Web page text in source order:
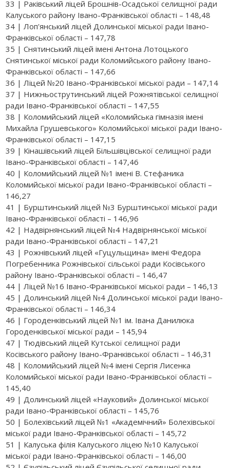
33 | Раківський ліцей Брошнів-Осадської селищної ради
Калуського району Івано-Франківської області – 148,48
34 | Лоп'янський ліцей Долинської міської ради Івано-
Франківської області – 147,78
35 | Снятинський ліцей імені Антона Лотоцького
Снятинської міської ради Коломийського району Івано-
Франківської області – 147,66
36 | Ліцей №20 Івано-Франківської міської ради – 147,14
37 | Нижньострутинський ліцей Рожнятівської селищної
ради Івано-Франківської області – 147,55
38 | Коломийський ліцей «Коломийська гімназія імені
Михайла Грушевського» Коломийської міської ради Івано-
Франківської області – 147,15
39 | Кінашівський ліцей Більшівцівської селищної ради
Івано-Франківської області – 147,46
40 | Коломийський ліцей №1 імені В. Стефаника
Коломийської міської ради Івано-Франківської області –
146,27
41 | Бурштинський ліцей №3 Бурштинської міської ради
Івано-Франківської області – 146,96
42 | Надвірнянський ліцей №4 Надвірнянської міської
ради Івано-Франківської області – 147,21
43 | Рожнівський ліцей «Гуцульщина» імені Федора
Погребенника Рожнівської сільської ради Косівського
району Івано-Франківської області – 146,47
44 | Ліцей №16 Івано-Франківської міської ради – 146,13
45 | Долинський ліцей №4 Долинської міської ради Івано-
Франківської області – 146,34
46 | Городенківський ліцей №1 ім. Івана Данилюка
Городенківської міської ради – 145,94
47 | Тюдівський ліцей Кутської селищної ради
Косівського району Івано-Франківської області – 146,31
48 | Коломийський ліцей №4 імені Сергія Лисенка
Коломийської міської ради Івано-Франківської області –
145,40
49 | Долинський ліцей «Науковий» Долинської міської
ради Івано-Франківської області – 145,76
50 | Болехівський ліцей №1 «Академічний» Болехівської
міської ради Івано-Франківської області – 145,72
51 | Калуська філія Калуського ліцею №10 Калуської
міської ради Івано-Франківської області – 146,00